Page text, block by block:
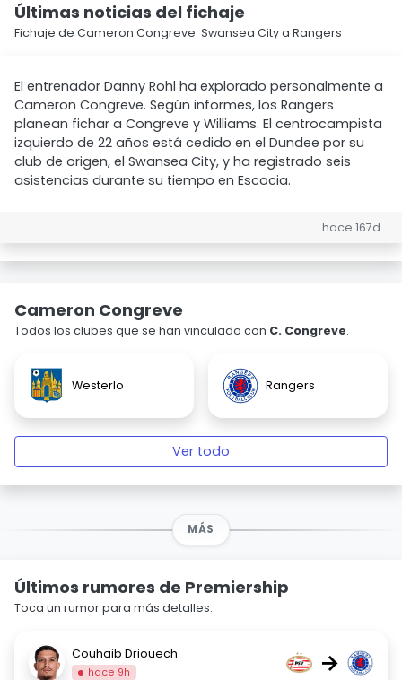
Últimas noticias del fichaje
Fichaje de Cameron Congreve: Swansea City a Rangers
El entrenador Danny Rohl ha explorado personalmente a
Cameron Congreve. Según informes, los Rangers
planean fichar a Congreve y Williams. El centrocampista
izquierdo de 22 años está cedido en el Dundee por su
club de origen, el Swansea City, y ha registrado seis
asistencias durante su tiempo en Escocia.
hace 167d
Cameron Congreve
Todos los clubes que se han vinculado con C. Congreve.
Westerlo Rangers
Ver todo
MÁS
Últimos rumores de Premiership
Toca un rumor para más detalles.
Couhaib Driouech
hace 9h →